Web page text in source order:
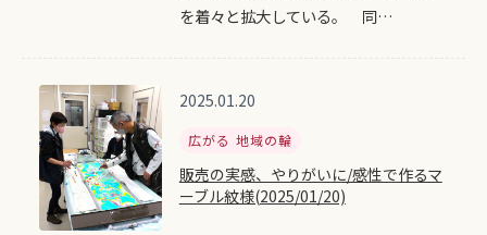
を着々と拡大している。 同…
2025.01.20
広がる 地域の輪
販売の実感、やりがいに/感性で作るマ
ーブル紋様(2025/01/20)